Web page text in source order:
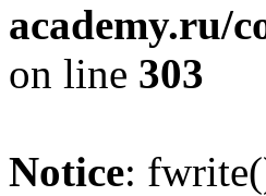
academy.ru/
on line 303
Notice: